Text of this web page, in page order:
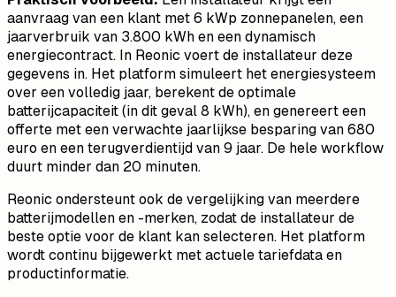
aanvraag van een klant met 6 kWp zonnepanelen, een
jaarverbruik van 3.800 kWh en een dynamisch
energiecontract. In Reonic voert de installateur deze
gegevens in. Het platform simuleert het energiesysteem
over een volledig jaar, berekent de optimale
batterijcapaciteit (in dit geval 8 kWh), en genereert een
offerte met een verwachte jaarlijkse besparing van 680
euro en een terugverdientijd van 9 jaar. De hele workflow
duurt minder dan 20 minuten.
Reonic ondersteunt ook de vergelijking van meerdere
batterijmodellen en -merken, zodat de installateur de
beste optie voor de klant kan selecteren. Het platform
wordt continu bijgewerkt met actuele tariefdata en
productinformatie.